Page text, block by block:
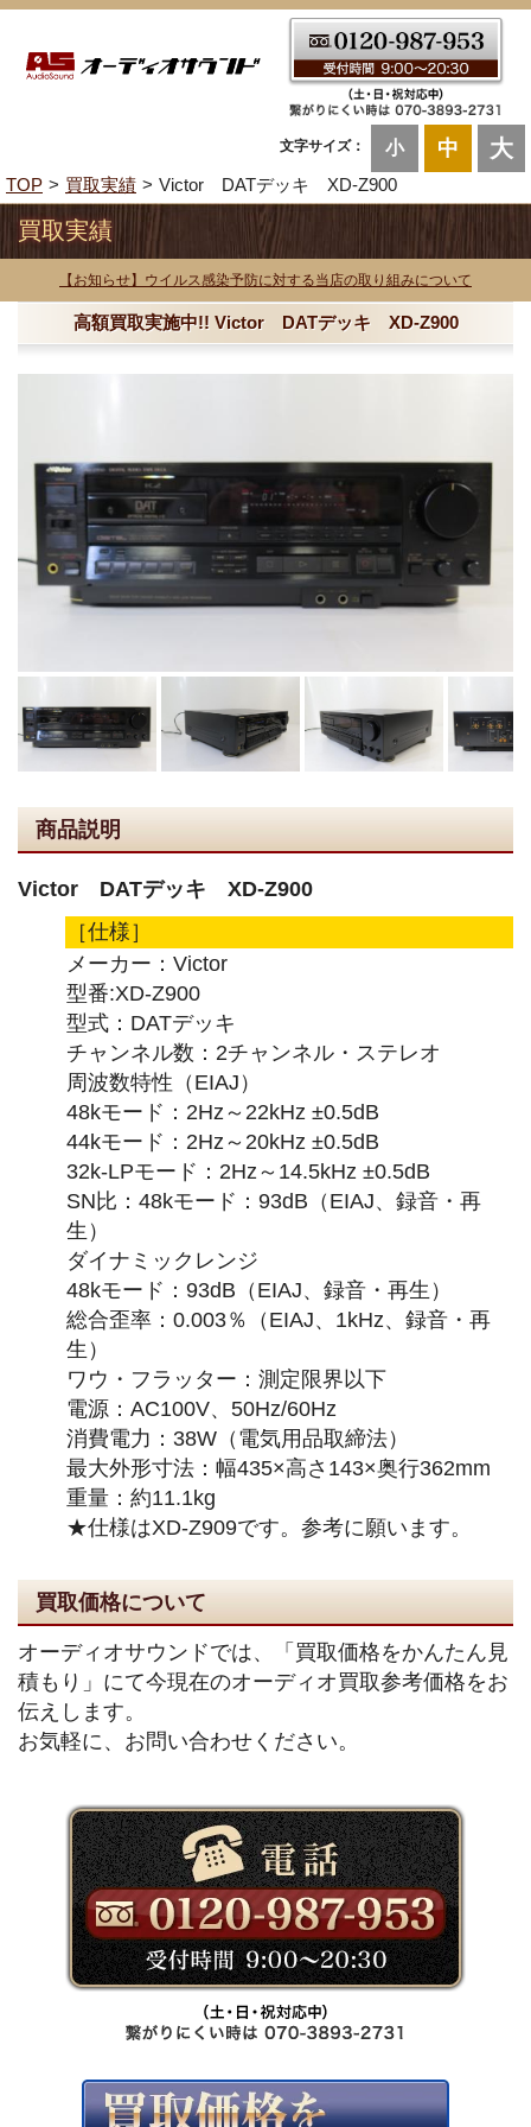
文字サイズ： 小 中 大
TOP 買取実績 Victor DATデッキ XD-Z900
買取実績
【お知らせ】ウイルス感染予防に対する当店の取り組みについて
高額買取実施中!! Victor DATデッキ XD-Z900
商品説明
Victor DATデッキ XD-Z900
［仕様］
メーカー：Victor
型番:XD-Z900
型式：DATデッキ
チャンネル数：2チャンネル・ステレオ
周波数特性（EIAJ）
48kモード：2Hz～22kHz ±0.5dB
44kモード：2Hz～20kHz ±0.5dB
32k-LPモード：2Hz～14.5kHz ±0.5dB
SN比：48kモード：93dB（EIAJ、録音・再
生）
ダイナミックレンジ
48kモード：93dB（EIAJ、録音・再生）
総合歪率：0.003％（EIAJ、1kHz、録音・再
生）
ワウ・フラッター：測定限界以下
電源：AC100V、50Hz/60Hz
消費電力：38W（電気用品取締法）
最大外形寸法：幅435×高さ143×奥行362mm
重量：約11.1kg
★仕様はXD-Z909です。参考に願います。
買取価格について
オーディオサウンドでは、「買取価格をかんたん見
積もり」にて今現在のオーディオ買取参考価格をお
伝えします。
お気軽に、お問い合わせください。